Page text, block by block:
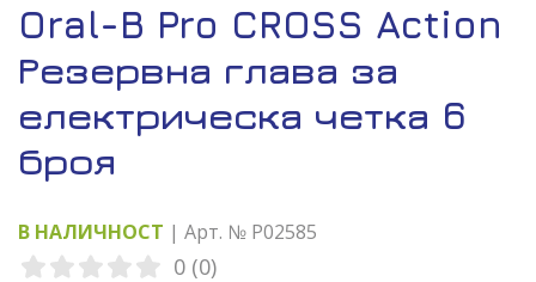
Oral-B Pro CROSS Action
Резервна глава за
електрическа четка 6
броя
В НАЛИЧНОСТ | Арт. № P02585
0 (0)